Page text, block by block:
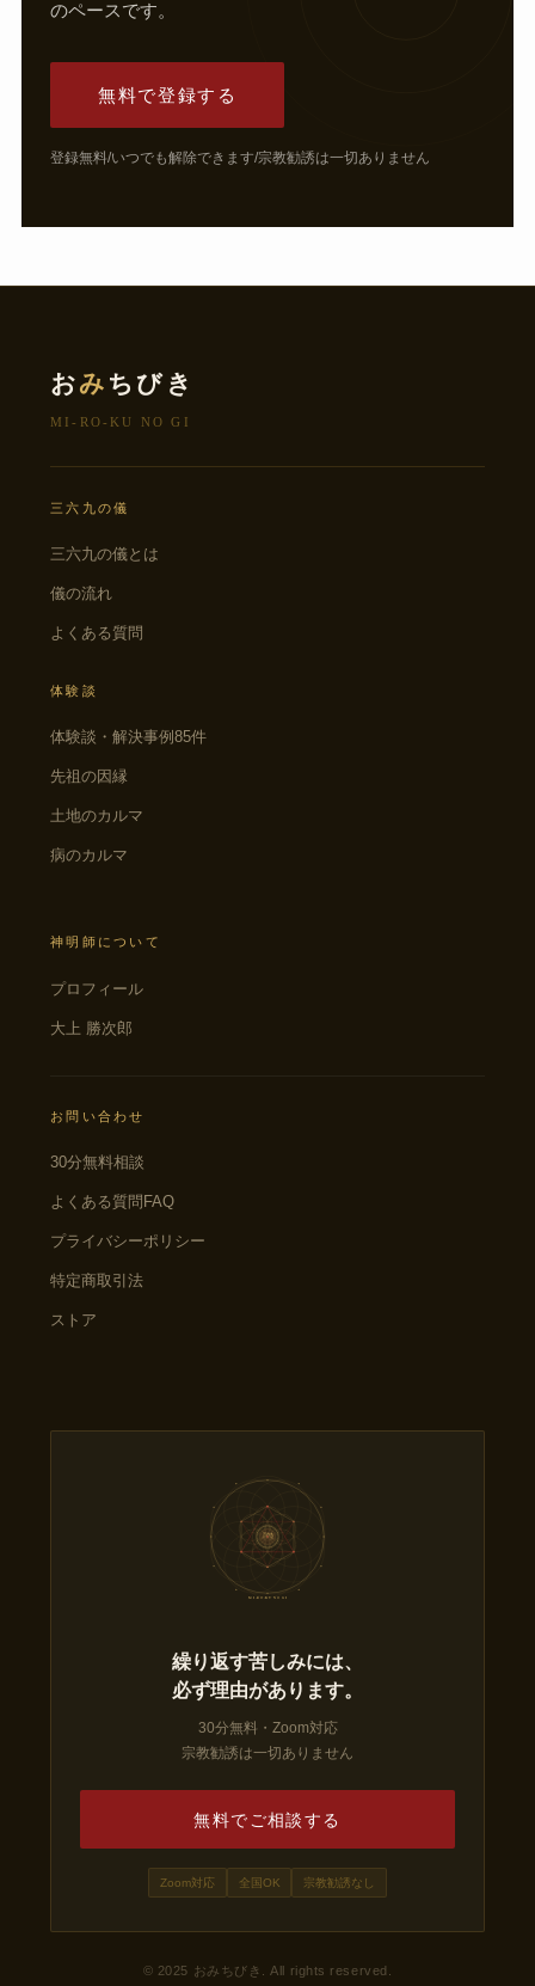
のペースです。
無料で登録する
登録無料/いつでも解除できます/宗教勧誘は一切ありません
おみちびき
MI-RO-KU NO GI
三六九の儀
三六九の儀とは
儀の流れ
よくある質問
体験談
体験談・解決事例85件
先祖の因縁
土地のカルマ
病のカルマ
神明師について
プロフィール
大上 勝次郎
お問い合わせ
30分無料相談
よくある質問FAQ
プライバシーポリシー
特定商取引法
ストア
三六九
の 儀
MI-RO-KU NO GI
繰り返す苦しみには、
必ず理由があります。
30分無料・Zoom対応
宗教勧誘は一切ありません
無料でご相談する
Zoom対応 全国OK 宗教勧誘なし
© 2025 おみちびき. All rights reserved.